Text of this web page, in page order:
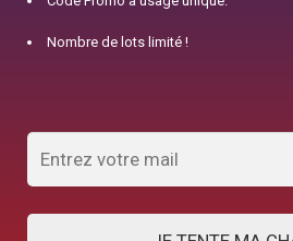
Nombre de lots limité !